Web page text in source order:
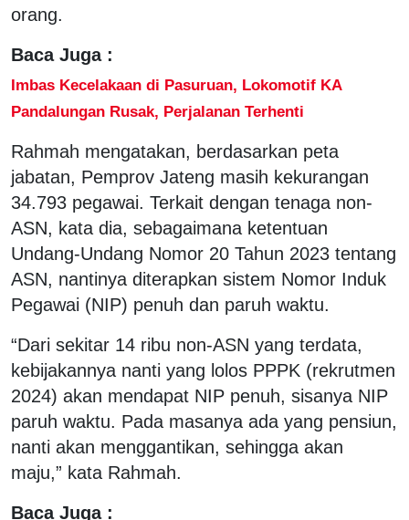
orang.
Baca Juga :
Imbas Kecelakaan di Pasuruan, Lokomotif KA
Pandalungan Rusak, Perjalanan Terhenti
Rahmah mengatakan, berdasarkan peta
jabatan, Pemprov Jateng masih kekurangan
34.793 pegawai. Terkait dengan tenaga non-
ASN, kata dia, sebagaimana ketentuan
Undang-Undang Nomor 20 Tahun 2023 tentang
ASN, nantinya diterapkan sistem Nomor Induk
Pegawai (NIP) penuh dan paruh waktu.
“Dari sekitar 14 ribu non-ASN yang terdata,
kebijakannya nanti yang lolos PPPK (rekrutmen
2024) akan mendapat NIP penuh, sisanya NIP
paruh waktu. Pada masanya ada yang pensiun,
nanti akan menggantikan, sehingga akan
maju,” kata Rahmah.
Baca Juga :